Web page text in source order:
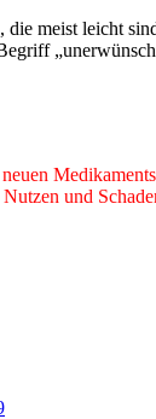
meist leicht
und